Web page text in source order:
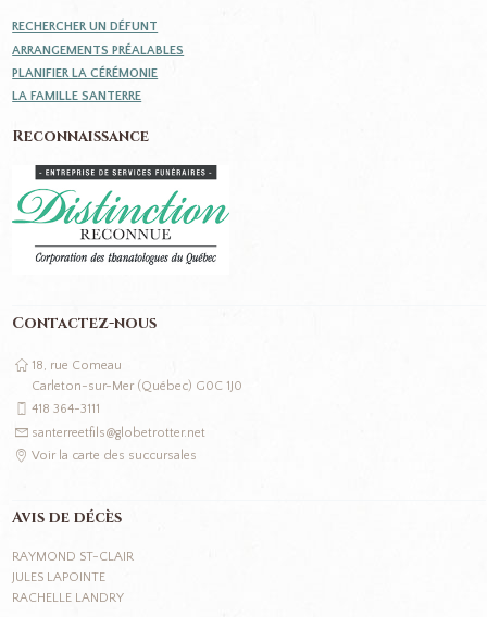
RECHERCHER UN DÉFUNT
ARRANGEMENTS PRÉALABLES
PLANIFIER LA CÉRÉMONIE
LA FAMILLE SANTERRE
Reconnaissance
Contactez-nous
18, rue Comeau
Carleton-sur-Mer (Québec) G0C 1J0
418 364-3111
santerreetfils@globetrotter.net
Voir la carte des succursales
Avis de décès
RAYMOND ST-CLAIR
JULES LAPOINTE
RACHELLE LANDRY